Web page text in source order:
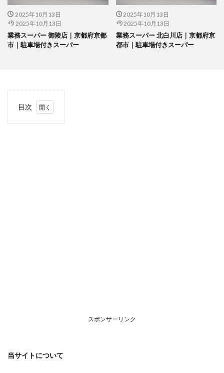
2025年10月13日
2025年10月13日
業務スーパー 御陵店｜京都府京都
市｜駐車場付きスーパー
2025年10月13日
2025年10月13日
業務スーパー 北白川店｜京都府京
都市｜駐車場付きスーパー
目次
スポンサーリンク
当サイトについて